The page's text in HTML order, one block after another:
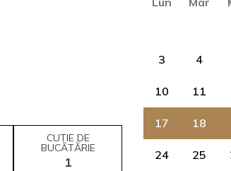
CUTIE DE
BUCĂTĂRIE
1
3 4
10 11
17 18
24 25